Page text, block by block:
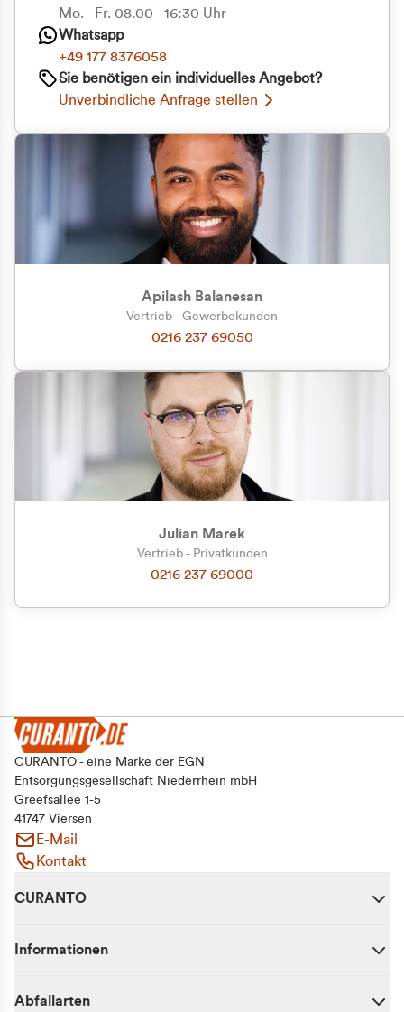
Zu welcher Kundengruppe
gehören Sie?
Privatkunde (inkl. MwSt.)
Geschäftskunde (exkl. MwSt.)
Mo. - Fr. 08.00 - 16:30 Uhr
Whatsapp
+49 177 8376058
Sie benötigen ein individuelles Angebot?
Unverbindliche Anfrage stellen
Apilash Balanesan
Vertrieb - Gewerbekunden
0216 237 69050
Julian Marek
Vertrieb - Privatkunden
0216 237 69000
CURANTO - eine Marke der EGN
Entsorgungsgesellschaft Niederrhein mbH
Greefsallee 1-5
41747 Viersen
E-Mail
Kontakt
CURANTO
Informationen
Abfallarten